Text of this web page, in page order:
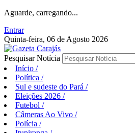
Aguarde, carregando...
Entrar
Quinta-feira, 06 de Agosto 2026
Pesquisar Notícia
Início /
Política /
Sul e sudeste do Pará /
Eleições 2026 /
Futebol /
Câmeras Ao Vivo /
Polícia /